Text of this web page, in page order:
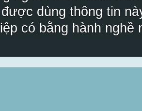
dùng thông tin
có bằng hành